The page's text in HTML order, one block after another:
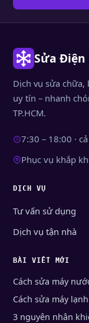
Sửa Điện
Dịch vụ sửa
uy tín – nhanh
TP.HCM.
7:30 – 18:00 ·
Phục vụ khắp
DỊCH VỤ
Tư vấn sử dụng
Dịch vụ tận nhà
BÀI VIẾT MỚI
Cách sửa máy
Cách sửa máy
3 nguyên nhân